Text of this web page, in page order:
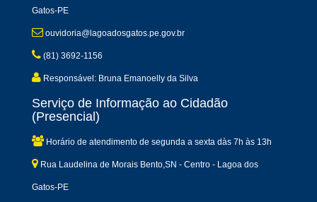
Gatos-PE
ouvidoria@lagoadosgatos.pe.gov.br
(81) 3692-1156
Responsável: Bruna Emanoelly da Silva
Serviço de Informação ao Cidadão
(Presencial)
Horário de atendimento de segunda a sexta dàs 7h às 13h
Rua Laudelina de Morais Bento,SN - Centro - Lagoa dos
Gatos-PE